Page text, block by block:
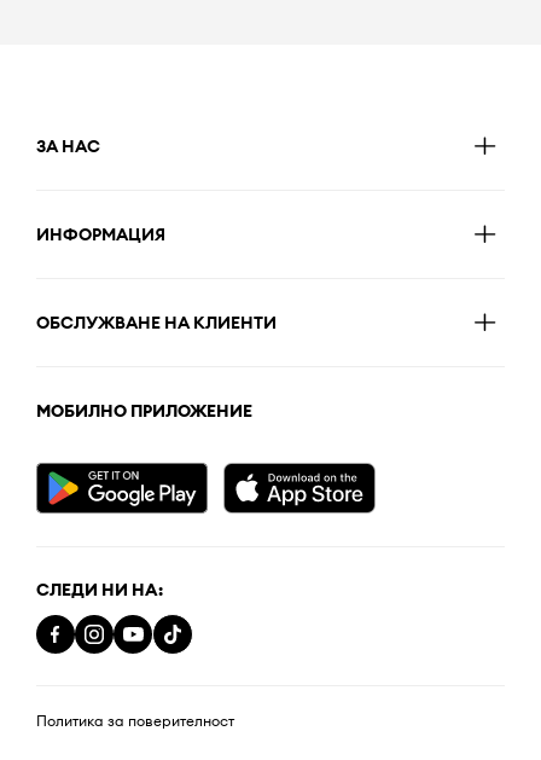
ЗА НАС
ИНФОРМАЦИЯ
ОБСЛУЖВАНЕ НА КЛИЕНТИ
МОБИЛНО ПРИЛОЖЕНИЕ
СЛЕДИ НИ НА:
Политика за поверителност